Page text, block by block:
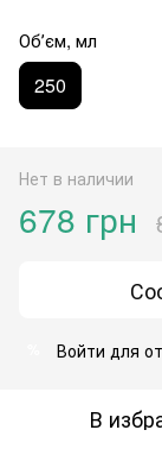
Обʼєм, мл
250
Нет в наличии
678 грн
Войти для
В